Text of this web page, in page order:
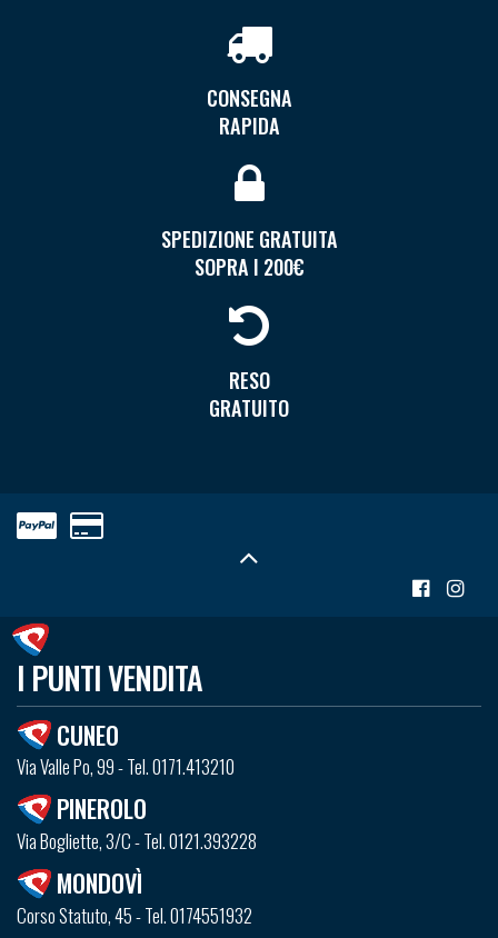
CONSEGNA
RAPIDA
SPEDIZIONE GRATUITA
SOPRA I 200€
RESO
GRATUITO
I PUNTI VENDITA
CUNEO
Via Valle Po, 99 - Tel. 0171.413210
PINEROLO
Via Bogliette, 3/C - Tel. 0121.393228
MONDOVÌ
Corso Statuto, 45 - Tel. 0174551932